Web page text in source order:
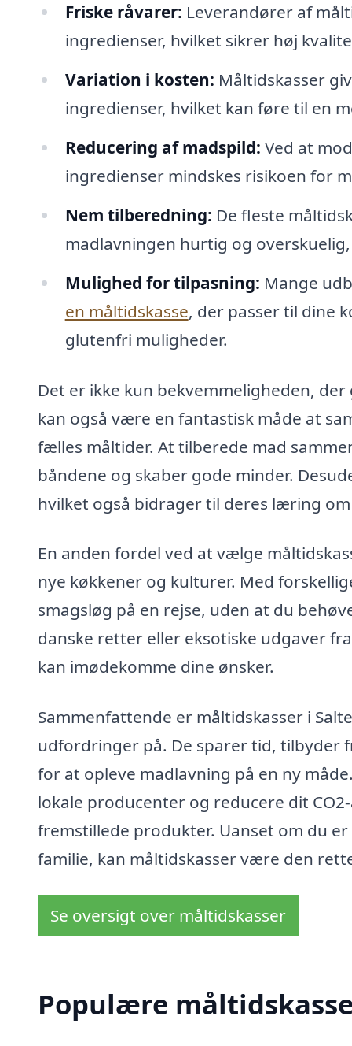
Friske råvarer: Leverandører af
ingredienser, hvilket sikrer høj
Variation i kosten: Måltidskasser
ingredienser, hvilket kan føre til en
Reducering af madspild: Ved at
ingredienser mindskes risikoen for
Nem tilberedning: De fleste
madlavningen hurtig og
Mulighed for tilpasning: Mange
en måltidskasse, der passer til dine
glutenfri muligheder.
Det er ikke kun bekvemmeligheden,
kan også være en fantastisk måde at
fælles måltider. At tilberede mad
båndene og skaber gode minder.
hvilket også bidrager til deres læring
En anden fordel ved at vælge
nye køkkener og kulturer. Med
smagsløg på en rejse, uden at du
danske retter eller eksotiske udgaver
kan imødekomme dine ønsker.
Sammenfattende er måltidskasser i
udfordringer på. De sparer tid, tilbyder
for at opleve madlavning på en ny
lokale producenter og reducere dit
fremstillede produkter. Uanset om du
familie, kan måltidskasser være den
Se oversigt over måltidskasser
Populære